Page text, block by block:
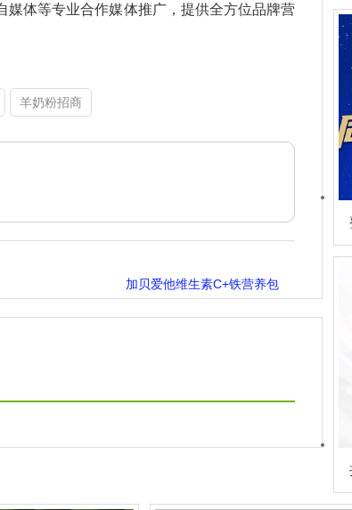
体等专业合作媒体推广，提供全方位品牌营
羊奶粉招商
加贝爱他维生素C+铁营养包